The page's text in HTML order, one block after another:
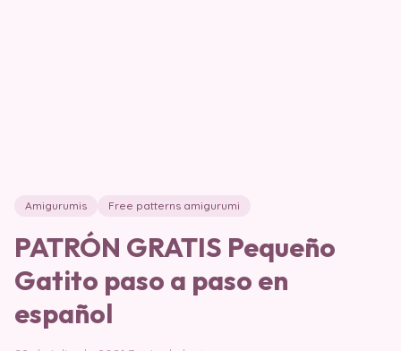
Amigurumis Free patterns amigurumi
PATRÓN GRATIS Pequeño
Gatito paso a paso en
español